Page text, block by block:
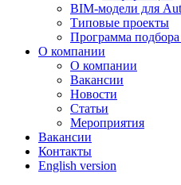
BIM-модели для
Типовые проекты
Программа подбора
О компании
О компании
Вакансии
Новости
Статьи
Мероприятия
Вакансии
Контакты
English version